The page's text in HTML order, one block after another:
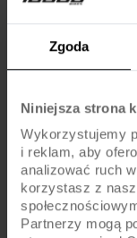
Zgoda
Niniejsza strona
Wykorzystujemy
i reklam, aby
analizować ruch
korzystasz z
Partnerzy mogą
Hamulce
Dźwignie hamulca
Błotniki
Pedały